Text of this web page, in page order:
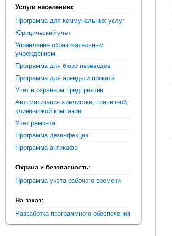
Услуги населению:
Программа для коммунальных услуг
Юридический учет
Управление образовательным
учреждением
Программа для бюро переводов
Программа для аренды и проката
Учет в охранном предприятии
Автоматизация химчистки, прачечной,
клининговой компании
Учет ремонта
Программа дезинфекции
Программа антикафе
Охрана и безопасность:
Программа учета рабочего времени
На заказ:
Разработка программного обеспечения